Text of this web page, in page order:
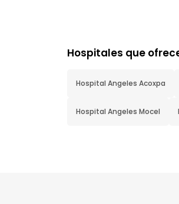
Hospitales que
Hospital Angeles Acoxpa
Hospital Angeles Mocel